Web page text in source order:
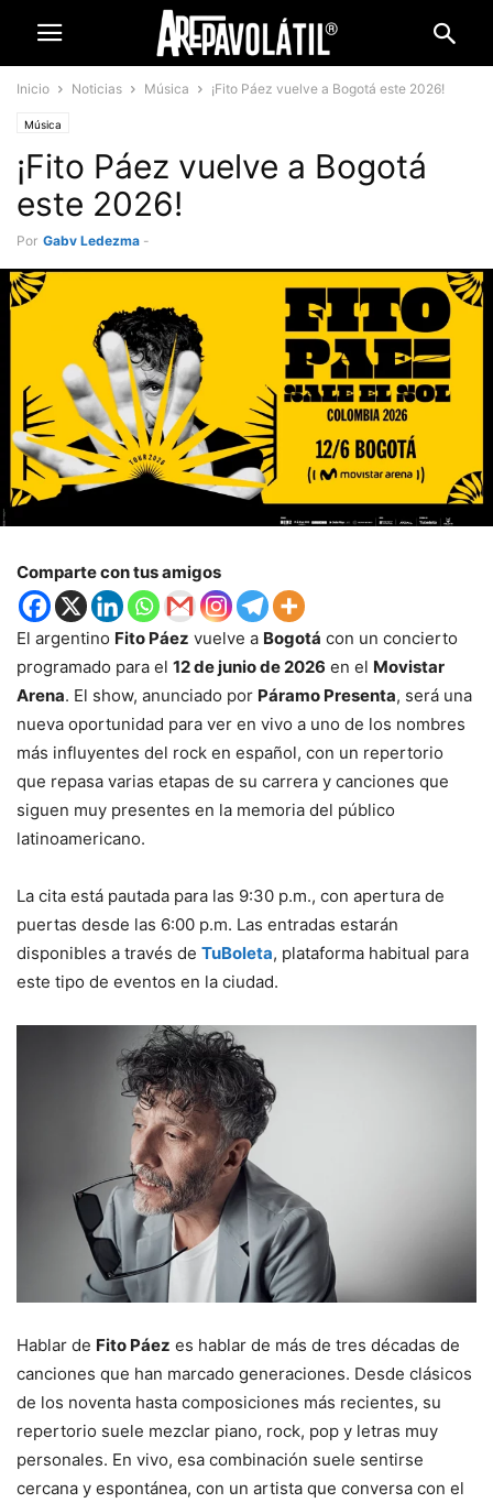
Inicio Noticias Música ¡Fito Páez vuelve a Bogotá este 2026!
Música
¡Fito Páez vuelve a Bogotá
este 2026!
Por Gaby Ledezma -
Comparte con tus amigos
El argentino Fito Páez vuelve a Bogotá con un concierto
programado para el 12 de junio de 2026 en el Movistar
Arena. El show, anunciado por Páramo Presenta, será una
nueva oportunidad para ver en vivo a uno de los nombres
más influyentes del rock en español, con un repertorio
que repasa varias etapas de su carrera y canciones que
siguen muy presentes en la memoria del público
latinoamericano.
La cita está pautada para las 9:30 p.m., con apertura de
puertas desde las 6:00 p.m. Las entradas estarán
disponibles a través de TuBoleta, plataforma habitual para
este tipo de eventos en la ciudad.
Hablar de Fito Páez es hablar de más de tres décadas de
canciones que han marcado generaciones. Desde clásicos
de los noventa hasta composiciones más recientes, su
repertorio suele mezclar piano, rock, pop y letras muy
personales. En vivo, esa combinación suele sentirse
cercana y espontánea, con un artista que conversa con el